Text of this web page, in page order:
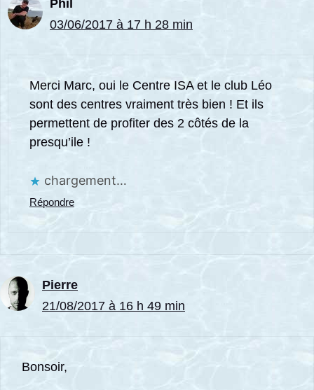
Phil
03/06/2017 à 17 h 28 min
Merci Marc, oui le Centre ISA et le club Léo
sont des centres vraiment très bien ! Et ils
permettent de profiter des 2 côtés de la
presqu’ile !
chargement…
Répondre
Pierre
21/08/2017 à 16 h 49 min
Bonsoir,